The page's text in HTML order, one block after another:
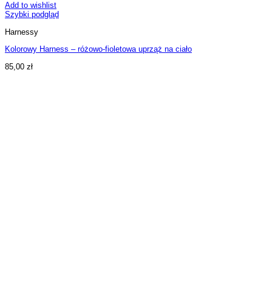
Add to wishlist
Szybki podgląd
Harnessy
Kolorowy Harness – różowo-fioletowa uprząż na ciało
85,00 zł